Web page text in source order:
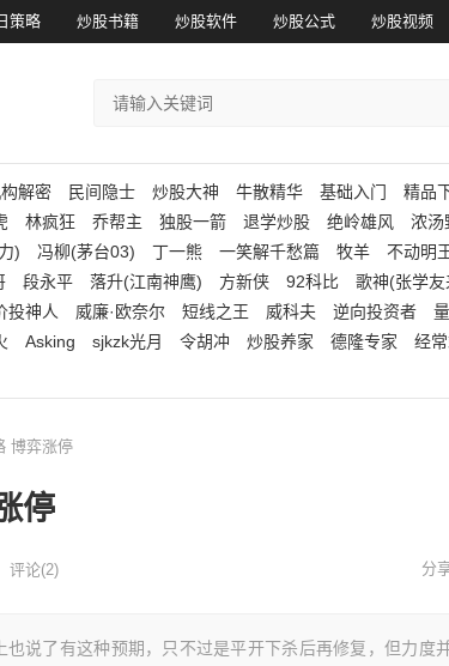
策略 炒股书籍 炒股软件 炒股公式 炒股视频
解密 民间隐士 炒股大神 牛散精华 基础入门 精品
林疯狂 乔帮主 独股一箭 退学炒股 绝岭雄风 浓汤
) 冯柳(茅台03) 丁一熊 一笑解千愁篇 牧羊 不动明
段永平 落升(江南神鹰) 方新侠 92科比 歌神(张学友
投神人 威廉·欧奈尔 短线之王 威科夫 逆向投资者
Asking sjkzk光月 令胡冲 炒股养家 德隆专家 经
博弈涨停
停
评论(2)
说了有这种预期，只不过是平开下杀后再修复，但力度